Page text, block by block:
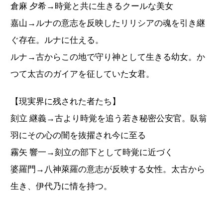
倉麻 夕希→時覚と共に生きるクールな美女
嘉山→ルナの意志を反映したリリシアの魂を引き継
ぐ存在。ルナに仕える。
ルナ→古からこの地で守り神として生きる幼女。か
つて太古のガイアを征していた女君。
【現実界に残された者たち】
刻立 継義→古より時覚を追う若き秘密公安官。臥翁
羽にその心の闇を抜擢され今に至る
霧矢 響一→刻立の部下として時覚に近づく
婆羅門→八神萊羅の意志が反映する女性。太古から
生き、伊代乃に情を持つ。